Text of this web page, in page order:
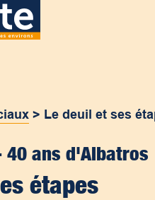
> Le deuil et ses
40 ans d'Albatros
étapes